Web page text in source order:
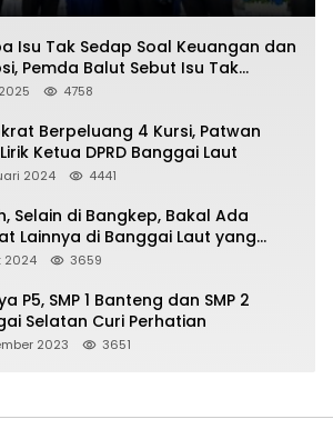
Isu Tak Sedap Soal Keuangan dan
Pemda Balut Sebut Isu Tak
4758
Berpeluang 4 Kursi, Patwan
Ketua DPRD Banggai Laut
2024 4441
Selain di Bangkep, Bakal Ada
Lainnya di Banggai Laut yang
Ciduk, Bagini Kata Kapolres!
2024 3659
P5, SMP 1 Banteng dan SMP 2
Selatan Curi Perhatian
2023 3651